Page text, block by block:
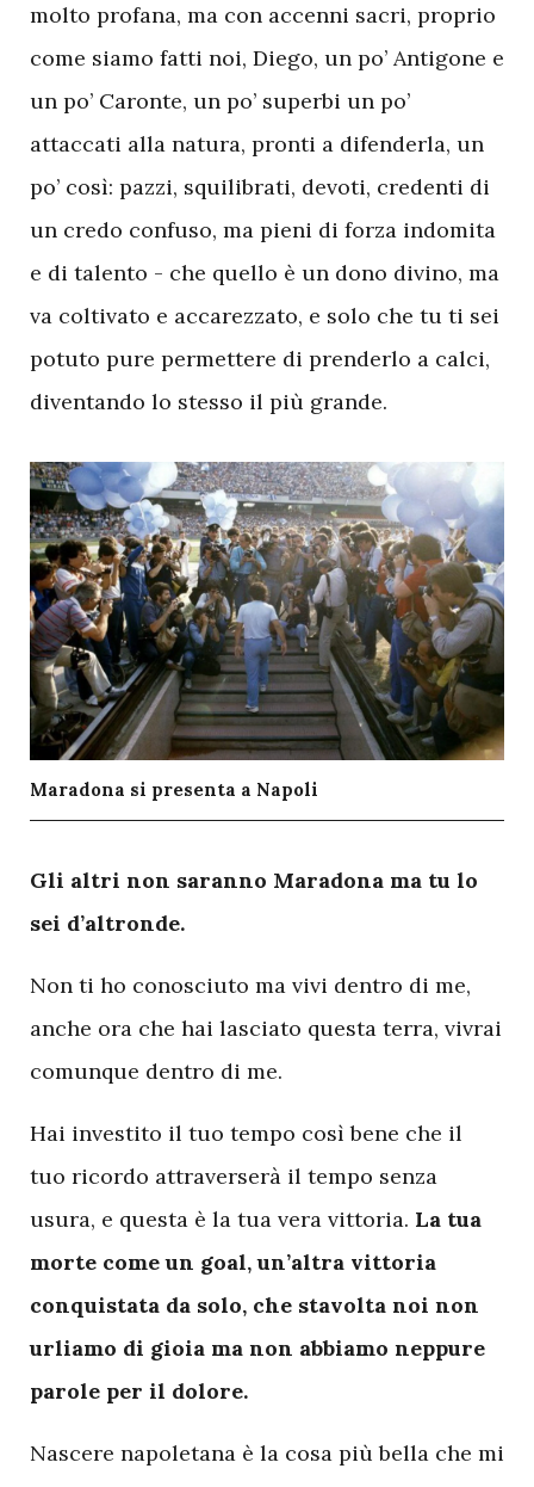
molto profana, ma con accenni sacri, proprio
come siamo fatti noi, Diego, un po’ Antigone e
un po’ Caronte, un po’ superbi un po’
attaccati alla natura, pronti a difenderla, un
po’ così: pazzi, squilibrati, devoti, credenti di
un credo confuso, ma pieni di forza indomita
e di talento - che quello è un dono divino, ma
va coltivato e accarezzato, e solo che tu ti sei
potuto pure permettere di prenderlo a calci,
diventando lo stesso il più grande.
Maradona si presenta a Napoli
Gli altri non saranno Maradona ma tu lo
sei d’altronde.
Non ti ho conosciuto ma vivi dentro di me,
anche ora che hai lasciato questa terra, vivrai
comunque dentro di me.
Hai investito il tuo tempo così bene che il
tuo ricordo attraverserà il tempo senza
usura, e questa è la tua vera vittoria. La tua
morte come un goal, un’altra vittoria
conquistata da solo, che stavolta noi non
urliamo di gioia ma non abbiamo neppure
parole per il dolore.
Nascere napoletana è la cosa più bella che mi